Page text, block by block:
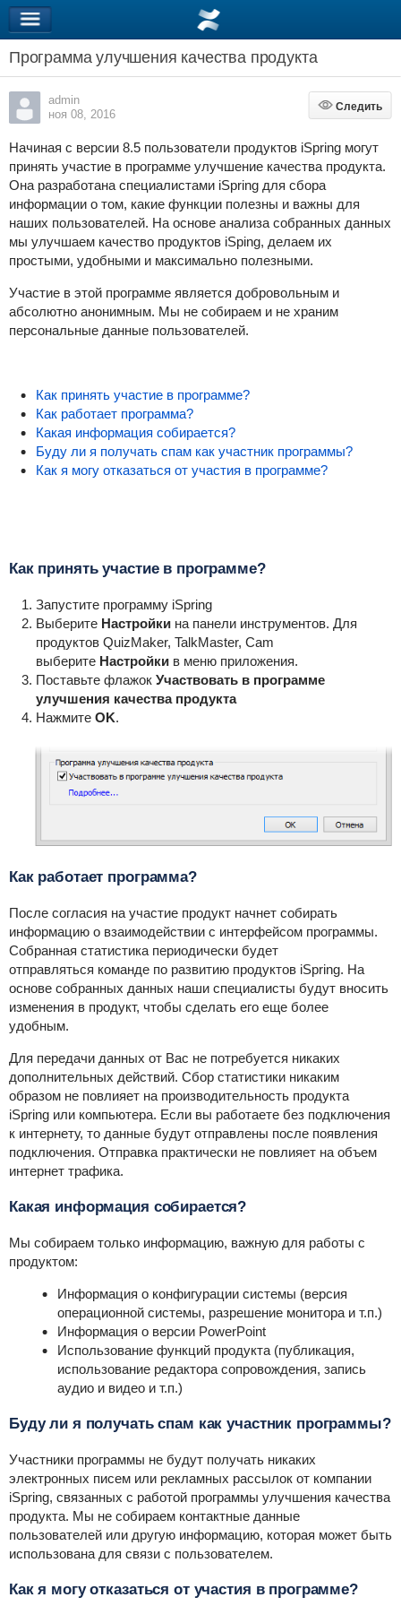
Программа улучшения качества продукта
admin
ноя 08, 2016
Следить
Следить
Начиная с версии 8.5 пользователи продуктов iSpring могут
принять участие в программе улучшение качества продукта.
Она разработана специалистами iSpring для сбора
информации о том, какие функции полезны и важны для
наших пользователей. На основе анализа собранных данных
мы улучшаем качество продуктов iSping, делаем их
простыми, удобными и максимально полезными.
Участие в этой программе является добровольным и
абсолютно анонимным. Мы не собираем и не храним
персональные данные пользователей.
Как принять участие в программе?
Как работает программа?
Какая информация собирается?
Буду ли я получать спам как участник программы?
Как я могу отказаться от участия в программе?
Как принять участие в программе?
Запустите программу iSpring
Выберите Настройкина панели инструментов. Для
продуктов QuizMaker, TalkMaster, Cam
выберите Настройкив меню приложения.
Поставьте флажок Участвовать в программе
улучшения качества продукта
Нажмите ОK.
Как работает программа?
После согласия на участие продукт начнет собирать
информацию о взаимодействии с интерфейсом программы.
Собранная статистика периодически будет
отправляться команде по развитию продуктов iSpring. На
основе собранных данных наши специалисты будут вносить
изменения в продукт, чтобы сделать его еще более
удобным.
Для передачи данных от Вас не потребуется никаких
дополнительных действий. Сбор статистики никаким
образом не повлияет на производительность продукта
iSpring или компьютера. Если вы работаете без подключения
к интернету, то данные будут отправлены после появления
подключения. Отправка практически не повлияет на объем
интернет трафика.
Какая информация собирается?
Мы собираем только информацию, важную для работы с
продуктом:
Информация о конфигурации системы (версия
операционной системы, разрешение монитора и т.п.)
Информация о версии PowerPoint
Использование функций продукта (публикация,
использование редактора сопровождения, запись
аудио и видео и т.п.)
Буду ли я получать спам как участник программы?
Участники программы не будут получать никаких
электронных писем или рекламных рассылок от компании
iSpring, связанных с работой программы улучшения качества
продукта. Мы не собираем контактные данные
пользователей или другую информацию, которая может быть
использована для связи с пользователем.
Как я могу отказаться от участия в программе?